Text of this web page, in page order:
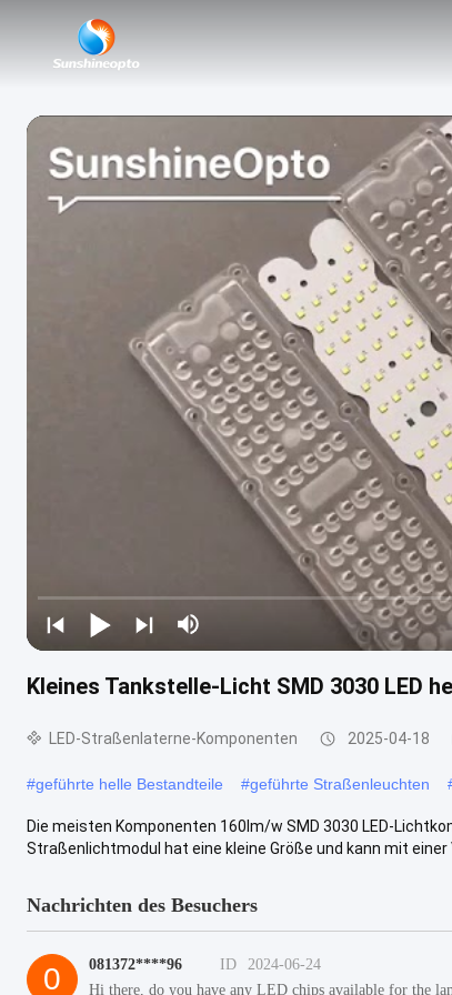
Kleines Tankstelle-Licht SMD 3030 LED
LED-Straßenlaterne-Komponenten 2025-04-18
#geführte helle Bestandteile #geführte Straßenleuchten
Die meisten Komponenten 160lm/w SMD 3030 LED-
Straßenlichtmodul hat eine kleine Größe und kann mit einer
Nachrichten des Besuchers
0 081372****96 ID
2024-06-24
Hi there, do you have any LED chips available for the